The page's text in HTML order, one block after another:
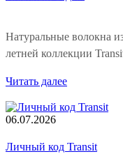
Натуральные волокна
летней коллекции
Читать далее
06.07.2026
Личный код Transit